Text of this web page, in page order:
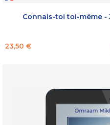
Connais-toi toi-même -
Prix
23,50 €